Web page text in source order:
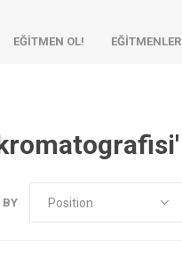
EĞİTMEN OL! EĞİTMENLER
BY